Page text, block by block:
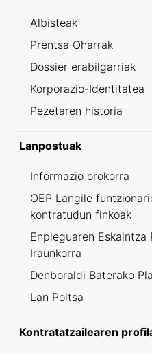
Albisteak
Prentsa Oharrak
Dossier erabilgarriak
Korporazio-Identitatea
Pezetaren historia
Lanpostuak
Informazio orokorra
OEP Langile
kontratudun finkoak
Enpleguaren Eskaintza
Iraunkorra
Denboraldi Baterako
Lan Poltsa
Kontratatzailearen